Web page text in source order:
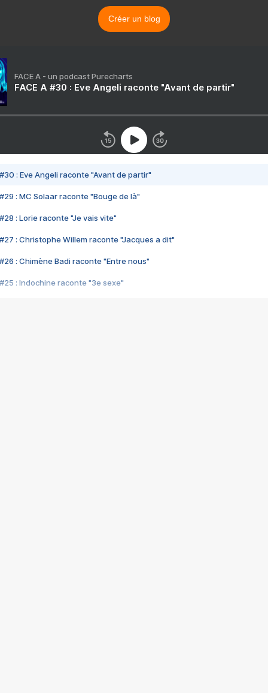
Créer un blog
FACE A - un podcast Purecharts
FACE A #30 : Eve Angeli raconte "Avant de partir"
#30 : Eve Angeli raconte "Avant de partir"
#29 : MC Solaar raconte "Bouge de là"
#28 : Lorie raconte "Je vais vite"
#27 : Christophe Willem raconte "Jacques a dit"
#26 : Chimène Badi raconte "Entre nous"
#25 : Indochine raconte "3e sexe"